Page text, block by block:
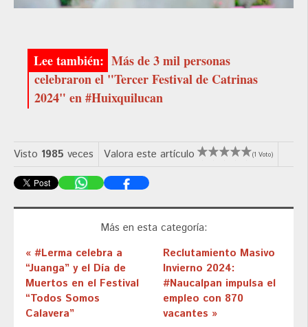
Más de 3 mil personas
celebraron el "Tercer Festival de Catrinas
2024" en #Huixquilucan
Visto 1985 veces Valora este artículo (1 Voto)
Más en esta categoría:
« #Lerma celebra a
“Juanga” y el Día de
Muertos en el Festival
“Todos Somos
Calavera”
Reclutamiento Masivo
Invierno 2024:
#Naucalpan impulsa el
empleo con 870
vacantes »